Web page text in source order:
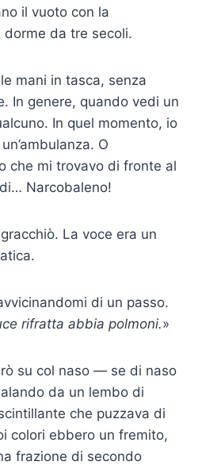
il vuoto con la
da tre secoli.
mani in tasca, senza
In genere, quando vedi un
In quel momento, io
O
che mi trovavo di fronte al
Narcobaleno!
La voce era un
di un passo.
rifratta abbia polmoni.»
su col naso — se di naso
da un lembo di
che puzzava di
colori ebbero un fremito,
frazione di secondo